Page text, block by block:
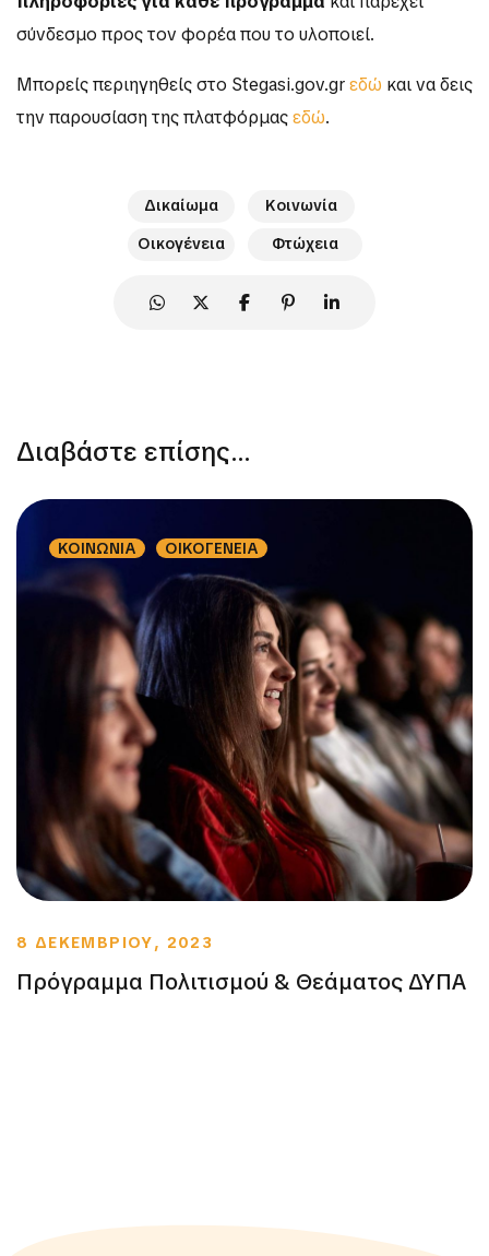
σύνδεσμο προς τον φορέα που το υλοποιεί.
Μπορείς περιηγηθείς στο Stegasi.gov.grεδώ και να δεις
την παρουσίαση της πλατφόρμαςεδώ.
Δικαίωμα
Κοινωνία
Οικογένεια
Φτώχεια
Διαβάστε επίσης...
ΚΟΙΝΩΝΙΑ ΟΙΚΟΓΕΝΕΙΑ
8 ΔΕΚΕΜΒΡΙΟΥ, 2023
Πρόγραμμα Πολιτισμού & Θεάματος ΔΥΠΑ